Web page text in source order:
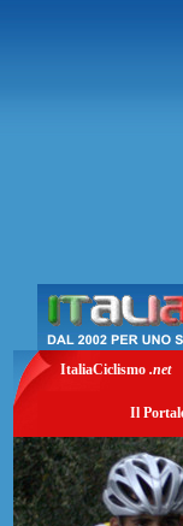
ItaliaCiclismo .net
Il